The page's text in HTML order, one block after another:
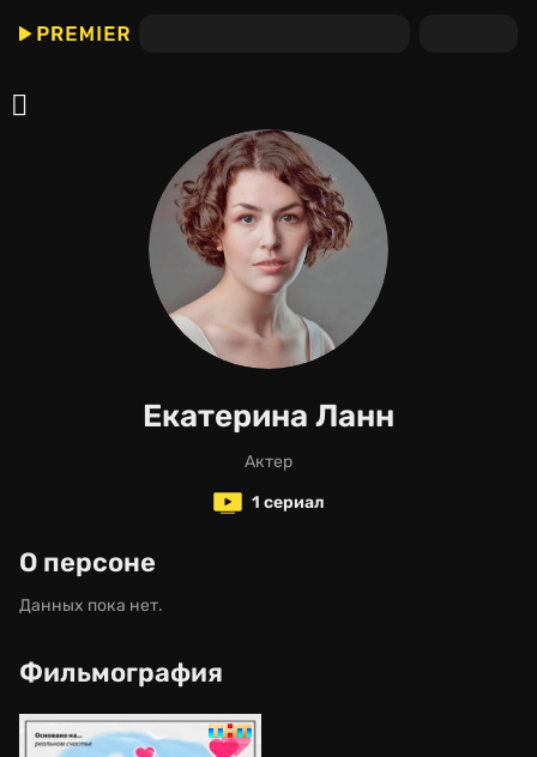
Екатерина Ланн
актер
1 сериал
О персоне
Данных пока нет.
Фильмография